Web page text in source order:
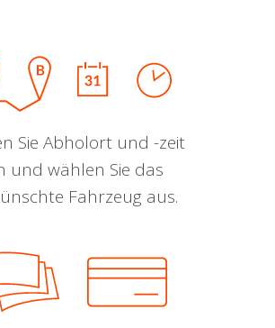
Sie Abholort und -zeit
und wählen Sie das
Fahrzeug aus.